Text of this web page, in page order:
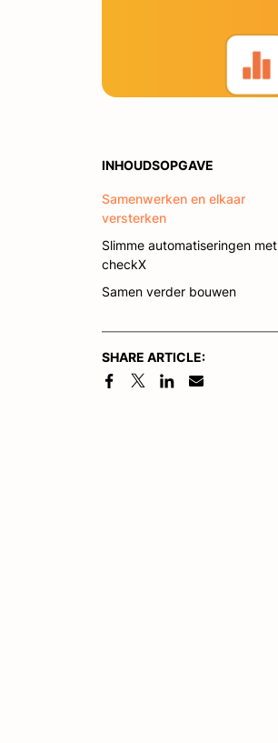
INHOUDSOPGAVE
Samenwerken en elkaar
versterken
Slimme automatiseringen met
checkX
Samen verder bouwen
SHARE ARTICLE: